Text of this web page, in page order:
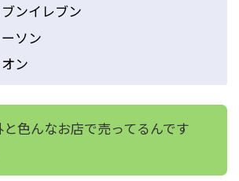
ンイレブン
ソン
ン
と色んなお店で売ってるんです